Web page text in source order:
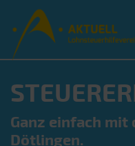
Ganz einfach
Dötlingen.